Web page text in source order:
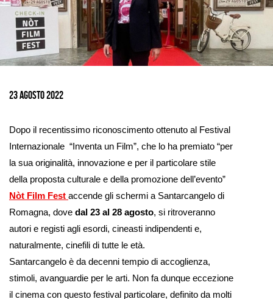
23 Agosto 2022
Dopo il recentissimo riconoscimento ottenuto al Festival
Internazionale “Inventa un Film”, che lo ha premiato “per
la sua originalità, innovazione e per il particolare stile
della proposta culturale e della promozione dell’evento”
Nòt Film Fest accende gli schermi a Santarcangelo di
Romagna, dove dal 23 al 28 agosto, si ritroveranno
autori e registi agli esordi, cineasti indipendenti e,
naturalmente, cinefili di tutte le età.
Santarcangelo è da decenni tempio di accoglienza,
stimoli, avanguardie per le arti. Non fa dunque eccezione
il cinema con questo festival particolare, definito da molti